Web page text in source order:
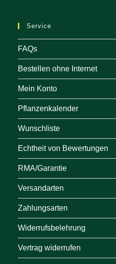
Service
FAQs
Bestellen ohne Internet
Mein Konto
Pflanzenkalender
Wunschliste
Echtheit von Bewertungen
RMA/Garantie
Versandarten
Zahlungsarten
Widerrufsbelehrung
Vertrag widerrufen